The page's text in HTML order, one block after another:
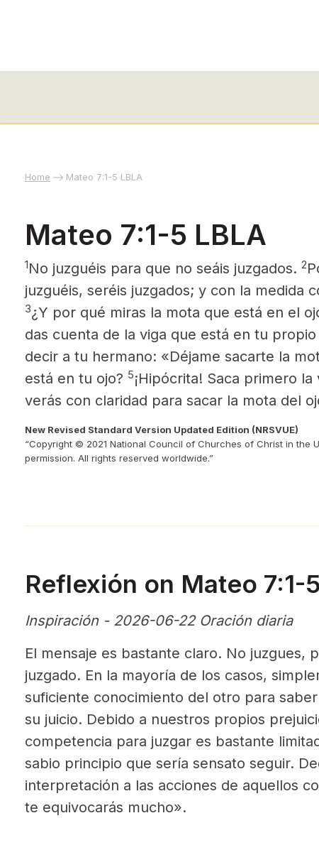
Home Mateo 7:1-5 LBLA
Mateo 7:1-5 LBLA
1No juzguéis para que no seáis juzgados. 2
juzguéis, seréis juzgados; y con la medida
3¿Y por qué miras la mota que está en el
das cuenta de la viga que está en tu propio
decir a tu hermano: «Déjame sacarte la
está en tu ojo? 5¡Hipócrita! Saca primero
verás con claridad para sacar la mota del
New Revised Standard Version Updated Edition (NRSVUE)
“Copyright © 2021 National Council of Churches of Christ in the
permission. All rights reserved worldwide.”
Reflexión on Mateo 7:1-
Inspiración - 2026-06-22 Oración diaria
El mensaje es bastante claro. No juzgues,
juzgado. En la mayoría de los casos,
suficiente conocimiento del otro para
su juicio. Debido a nuestros propios
competencia para juzgar es bastante
sabio principio que sería sensato seguir.
interpretación a las acciones de aquellos
te equivocarás mucho».